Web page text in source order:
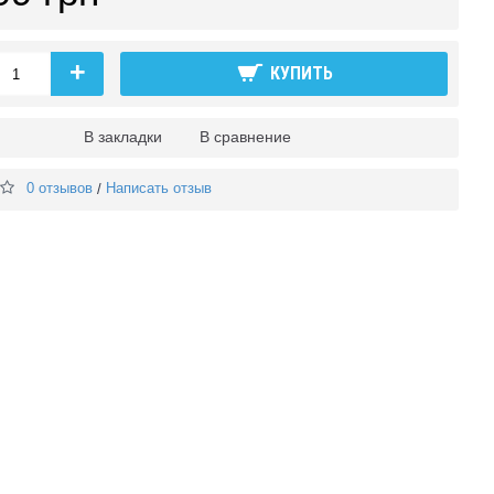
+ КУПИТЬ
В закладки В сравнение
0 отзывов / Написать отзыв